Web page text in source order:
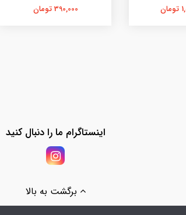
390,000 تومان
اینستاگرام ما را دنبال کنید
برگشت به بالا